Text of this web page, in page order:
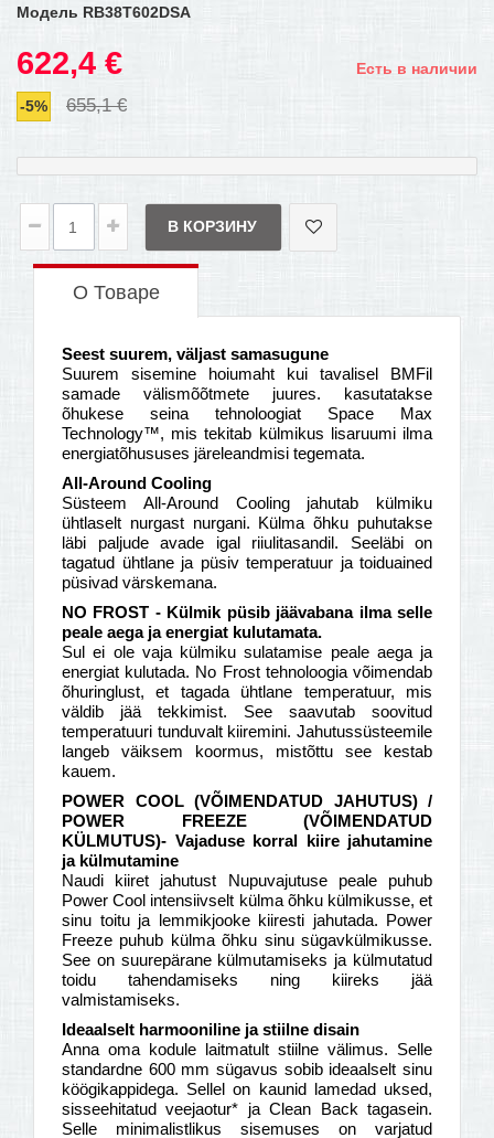
Модель RB38T602DSA
622,4 €
-5% 655,1 €
Есть в наличии
В КОРЗИНУ
О Товаре
Seest suurem, väljast samasugune
Suurem sisemine hoiumaht kui tavalisel BMFil
samade välismõõtmete juures. kasutatakse
õhukese seina tehnoloogiat Space Max
Technology™, mis tekitab külmikus lisaruumi ilma
energiatõhususes järeleandmisi tegemata.
All-Around Cooling
Süsteem All-Around Cooling jahutab külmiku
ühtlaselt nurgast nurgani. Külma õhku puhutakse
läbi paljude avade igal riiulitasandil. Seeläbi on
tagatud ühtlane ja püsiv temperatuur ja toiduained
püsivad värskemana.
NO FROST - Külmik püsib jäävabana ilma selle
peale aega ja energiat kulutamata.
Sul ei ole vaja külmiku sulatamise peale aega ja
energiat kulutada. No Frost tehnoloogia võimendab
õhuringlust, et tagada ühtlane temperatuur, mis
väldib jää tekkimist. See saavutab soovitud
temperatuuri tunduvalt kiiremini. Jahutussüsteemile
langeb väiksem koormus, mistõttu see kestab
kauem.
POWER COOL (VÕIMENDATUD JAHUTUS) /
POWER FREEZE (VÕIMENDATUD
KÜLMUTUS)- Vajaduse korral kiire jahutamine
ja külmutamine
Naudi kiiret jahutust Nupuvajutuse peale puhub
Power Cool intensiivselt külma õhku külmikusse, et
sinu toitu ja lemmikjooke kiiresti jahutada. Power
Freeze puhub külma õhku sinu sügavkülmikusse.
See on suurepärane külmutamiseks ja külmutatud
toidu tahendamiseks ning kiireks jää
valmistamiseks.
Ideaalselt harmooniline ja stiilne disain
Anna oma kodule laitmatult stiilne välimus. Selle
standardne 600 mm sügavus sobib ideaalselt sinu
köögikappidega. Sellel on kaunid lamedad uksed,
sisseehitatud veejaotur* ja Clean Back tagasein.
Selle minimalistlikus sisemuses on varjatud